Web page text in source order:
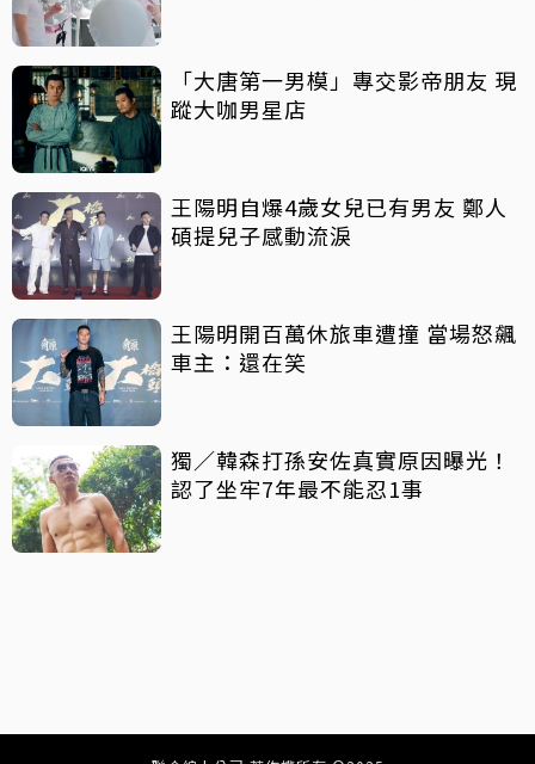
「大唐第一男模」專交影帝朋友 現
蹤大咖男星店
王陽明自爆4歲女兒已有男友 鄭人
碩提兒子感動流淚
王陽明開百萬休旅車遭撞 當場怒飆
車主：還在笑
獨／韓森打孫安佐真實原因曝光！
認了坐牢7年最不能忍1事